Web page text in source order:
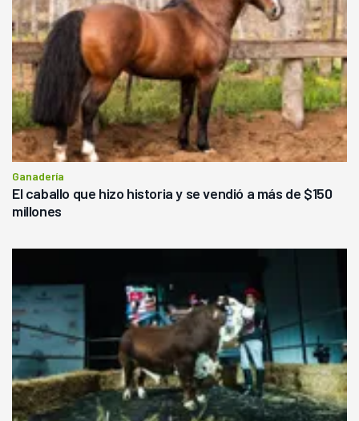
Ganadería
El caballo que hizo historia y se vendió a más de $150
millones